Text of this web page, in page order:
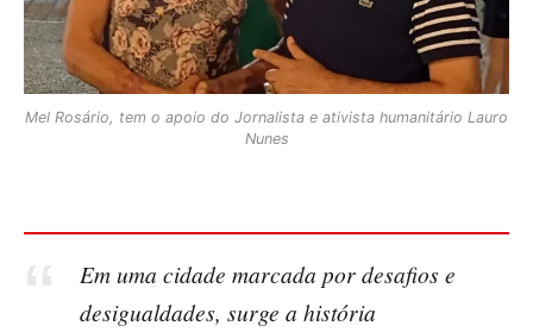
Mel Rosário, tem o apoio do Jornalista e ativista humanitário Lauro
Nunes
Em uma cidade marcada por desafios e
desigualdades, surge a história